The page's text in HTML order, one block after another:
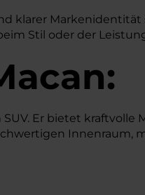
klarer
Stil oder der
Er bietet kraftvolle
Innenraum,